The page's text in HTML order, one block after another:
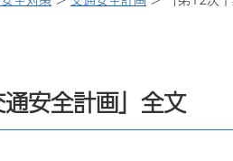
通安全計画」全文